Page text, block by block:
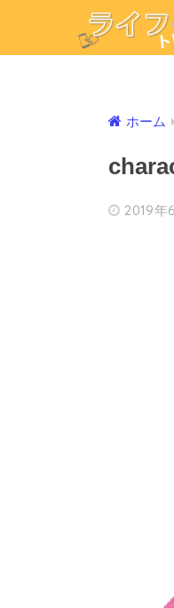
ホーム
2019年